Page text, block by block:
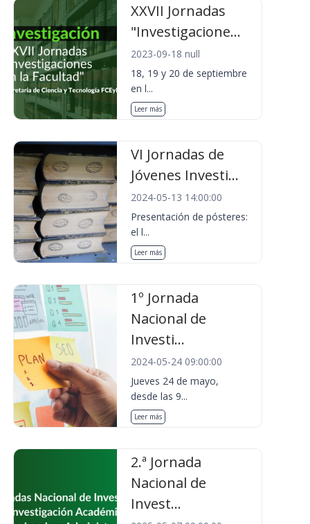
XXVII Jornadas
"Investigacione...
2023-09-18 null
18, 19 y 20 de septiembre
en l...
Leer más
VI Jornadas de
Jóvenes Investi...
2024-05-13 14:00:00
Presentación de pósteres:
el l...
Leer más
1º Jornada
Nacional de
Investi...
2024-05-24 09:00:00
Jueves 24 de mayo,
desde las 9...
Leer más
2.ª Jornada
Nacional de
Invest...